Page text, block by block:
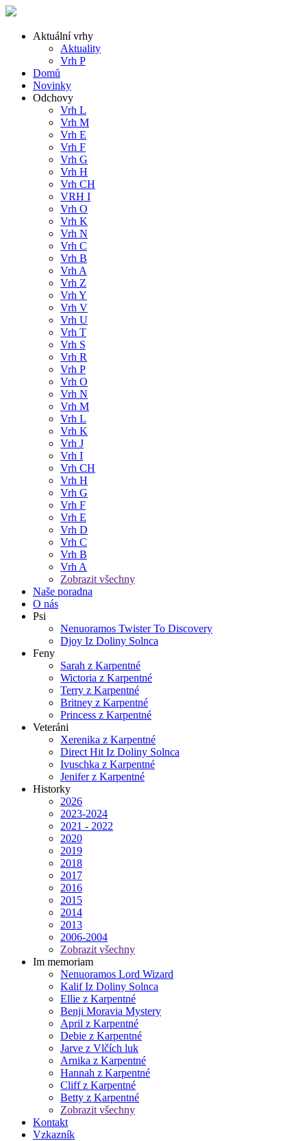
Aktuální vrhy
Aktuality
Vrh P
Domů
Novinky
Odchovy
Vrh L
Vrh M
Vrh E
Vrh F
Vrh G
Vrh H
Vrh CH
VRH I
Vrh O
Vrh K
Vrh N
Vrh C
Vrh B
Vrh A
Vrh Z
Vrh Y
Vrh V
Vrh U
Vrh T
Vrh S
Vrh R
Vrh P
Vrh O
Vrh N
Vrh M
Vrh L
Vrh K
Vrh J
Vrh I
Vrh CH
Vrh H
Vrh G
Vrh F
Vrh E
Vrh D
Vrh C
Vrh B
Vrh A
Zobrazit všechny
Naše poradna
O nás
Psi
Nenuoramos Twister To Discovery
Djoy Iz Doliny Solnca
Feny
Sarah z Karpentné
Wictoria z Karpentné
Terry z Karpentné
Britney z Karpentné
Princess z Karpentné
Veteráni
Xerenika z Karpentné
Direct Hit Iz Doliny Solnca
Ivuschka z Karpentné
Jenifer z Karpentné
Historky
2026
2023-2024
2021 - 2022
2020
2019
2018
2017
2016
2015
2014
2013
2006-2004
Zobrazit všechny
Im memoriam
Nenuoramos Lord Wizard
Kalif Iz Doliny Solnca
Ellie z Karpentné
Benji Moravia Mystery
April z Karpentné
Debie z Karpentné
Jarve z Vlčích luk
Arnika z Karpentné
Hannah z Karpentné
Cliff z Karpentné
Betty z Karpentné
Zobrazit všechny
Kontakt
Vzkazník